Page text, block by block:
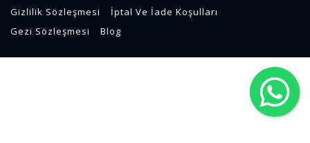
Gizlilik Sözleşmesi
İptal Ve İade Koşulları
Gezi Sözleşmesi
Blog